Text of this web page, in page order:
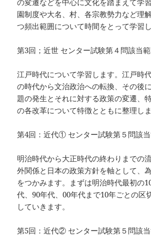
の変遷などを中心に文化を踏まえて学
園制度や大名、村、各宗教勢力など理
つ頻出範囲について時間をとって学習し
第3回；近世 センター試験第４問該当
江戸時代について学習します。江戸時
の時代から文治政治への転換、その後
題の発生とそれに対する政策の変遷、
の各改革について特徴とともに整理しま
第4回：近代① センター試験第５問該
明治時代から大正時代の終わりまでの
外関係と日本の政策方針を軸として、
をつかみます。まずは明治時代最初の
代、90年代、00年代まで10年ごとの区
していきます。
第5回：近代② センター試験第５問該